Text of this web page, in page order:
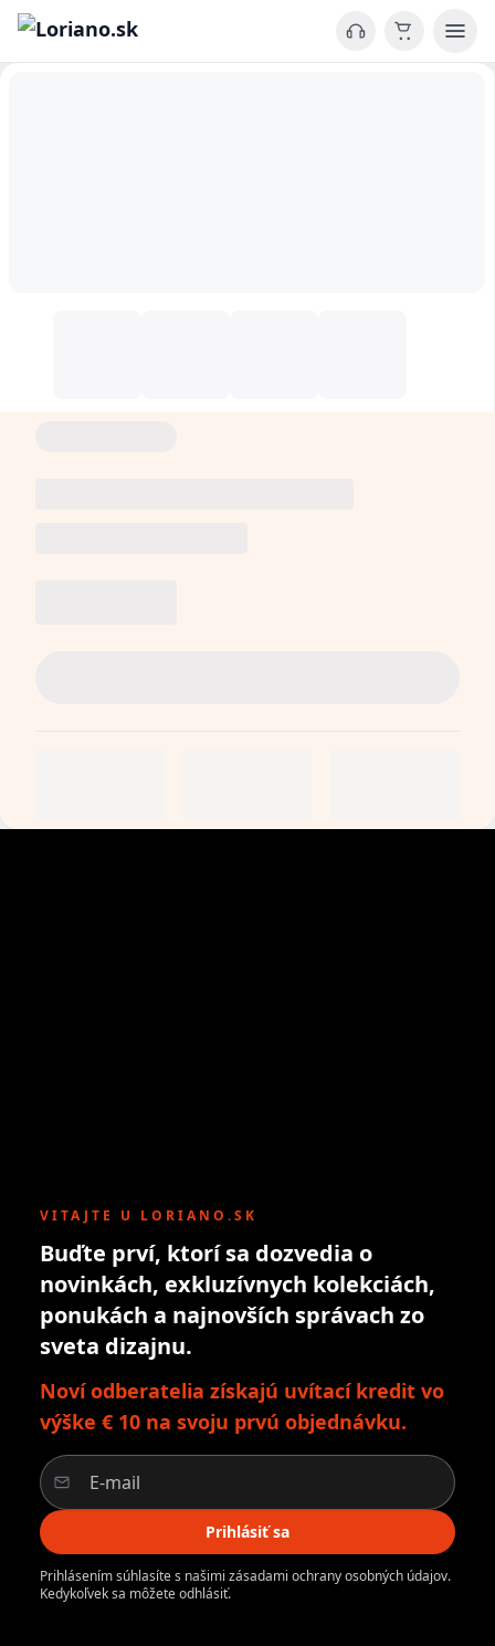
VITAJTE U LORIANO.SK
Buďte prví, ktorí sa dozvedia o
novinkách, exkluzívnych kolekciách,
ponukách a najnovších správach zo
sveta dizajnu.
Noví odberatelia získajú uvítací kredit vo
výške € 10 na svoju prvú objednávku.
Prihlásiť sa
Prihlásením súhlasíte s našimi zásadami ochrany osobných údajov.
Kedykoľvek sa môžete odhlásiť.